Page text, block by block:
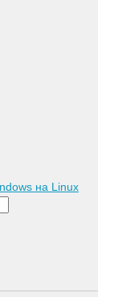
на Linux